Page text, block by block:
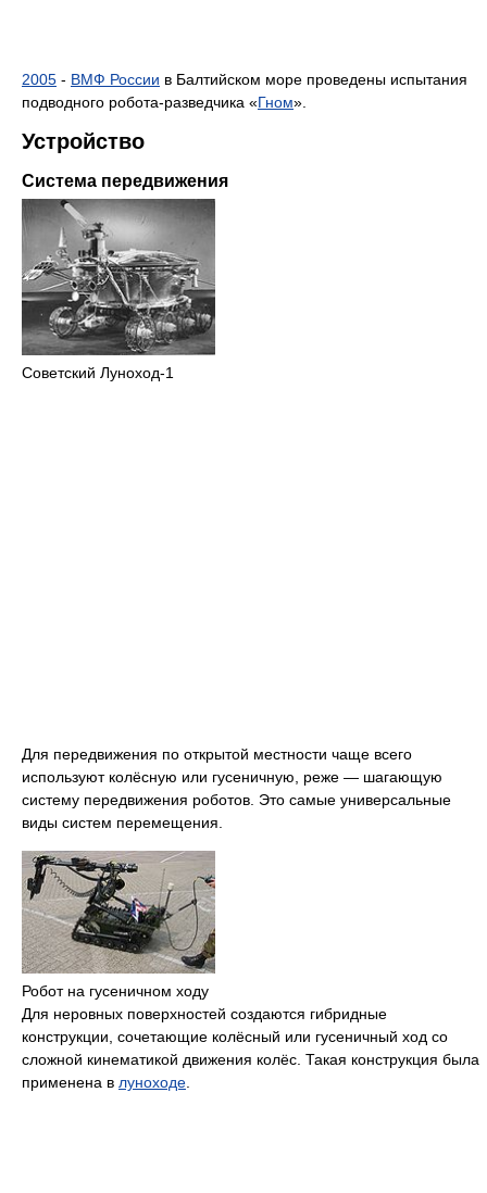
2005 - ВМФ России в Балтийском море проведены испытания
подводного робота-разведчика «Гном».
Устройство
Система передвижения
Советский Луноход-1
Для передвижения по открытой местности чаще всего
используют колёсную или гусеничную, реже — шагающую
систему передвижения роботов. Это самые универсальные
виды систем перемещения.
Робот на гусеничном ходу
Для неровных поверхностей создаются гибридные
конструкции, сочетающие колёсный или гусеничный ход со
сложной кинематикой движения колёс. Такая конструкция была
применена в луноходе